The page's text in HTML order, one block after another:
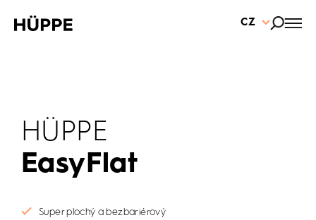
CZ
HÜPPE
EasyFlat
Super plochý a bezbariérový